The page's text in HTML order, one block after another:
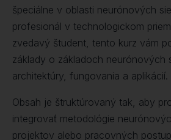
špeciálne v oblasti neurónových
profesionál v technologickom
zvedavý študent, tento kurz vám
základy o základoch neurónových
architektúry, fungovania a aplikácií.
Obsah je štruktúrovaný tak, aby
integrovať metodológie
projektov alebo pracovných